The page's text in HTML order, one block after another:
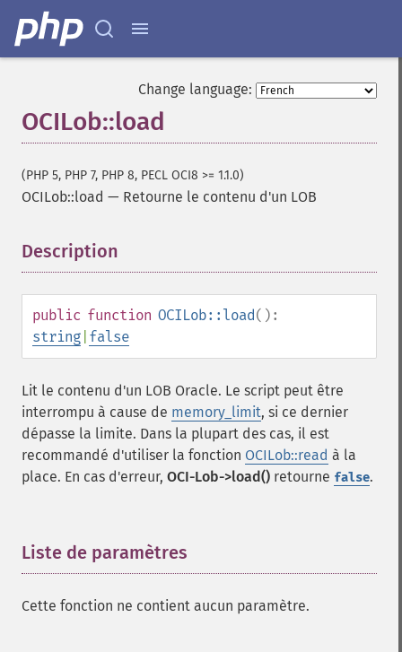
Change language:
OCILob::load
(PHP 5, PHP 7, PHP 8, PECL OCI8 >= 1.1.0)
OCILob::load — Retourne le contenu d'un LOB
Description
public function OCILob::load():
string false
Lit le contenu d'un LOB Oracle. Le script peut être
interrompu à cause de memory_limit, si ce dernier
dépasse la limite. Dans la plupart des cas, il est
recommandé d'utiliser la fonction OCILob::read à la
place. En cas d'erreur, OCI-Lob->load() retourne false.
Liste de paramètres
Cette fonction ne contient aucun paramètre.